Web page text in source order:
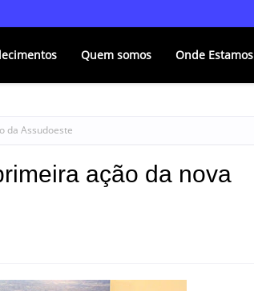
Quem somos Onde Estamos
da Assudoeste
ação da nova